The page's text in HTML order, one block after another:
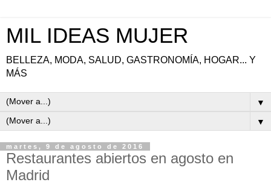
MIL IDEAS MUJER
BELLEZA, MODA, SALUD, GASTRONOMÍA, HOGAR... Y
MÁS
▼
▼
martes, 9 de agosto de 2016
Restaurantes abiertos en agosto en
Madrid